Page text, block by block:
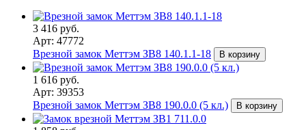
3 416 руб.
Арт: 47772
Врезной замок Меттэм ЗВ8 140.1.1-18
В корзину
1 616 руб.
Арт: 39353
Врезной замок Меттэм ЗВ8 190.0.0 (5 кл.)
В корзину